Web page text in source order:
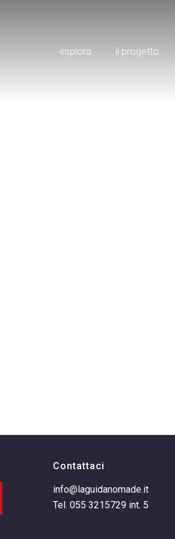
esplora il progetto
Contattaci
info@laguidanomade.it
Tel. 055 3215729 int. 5